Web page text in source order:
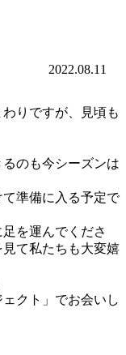
2022.08.11
りですが、見頃も
のも今シーズンは
準備に入る予定で
を運んでくださ
て私たちも大変嬉
クト」でお会いし